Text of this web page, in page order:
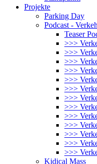
Projekte
Parking Day
Podcast -
Teaser
>>>
>>>
>>>
>>>
>>>
>>>
>>>
>>>
>>>
>>>
>>>
>>>
>>>
Kidical Mass